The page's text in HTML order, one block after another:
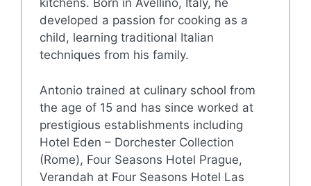
kitchens. Born in Avellino, Italy, he
developed a passion for cooking as a
child, learning traditional Italian
techniques from his family.
Antonio trained at culinary school from
the age of 15 and has since worked at
prestigious establishments including
Hotel Eden – Dorchester Collection
(Rome), Four Seasons Hotel Prague,
Verandah at Four Seasons Hotel Las